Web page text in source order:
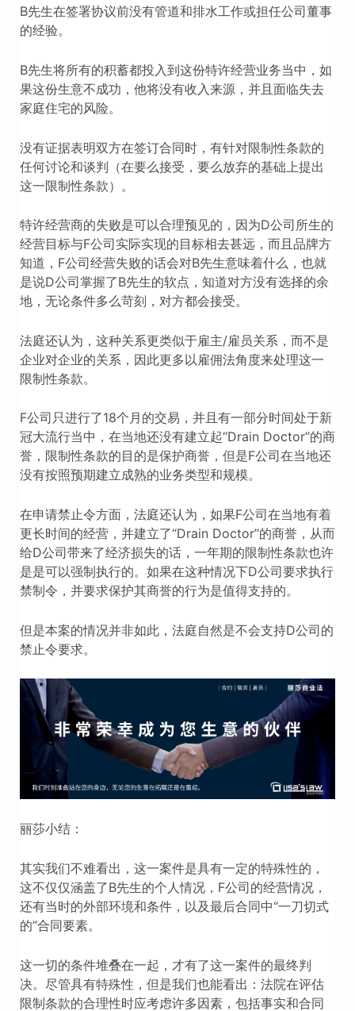
B先生在签署协议前没有管道和排水工作或担任公司董事
的经验。
B先生将所有的积蓄都投入到这份特许经营业务当中，如
果这份生意不成功，他将没有收入来源，并且面临失去
家庭住宅的风险。
没有证据表明双方在签订合同时，有针对限制性条款的
任何讨论和谈判（在要么接受，要么放弃的基础上提出
这一限制性条款）。
特许经营商的失败是可以合理预见的，因为D公司所生的
经营目标与F公司实际实现的目标相去甚远，而且品牌方
知道，F公司经营失败的话会对B先生意味着什么，也就
是说D公司掌握了B先生的软点，知道对方没有选择的余
地，无论条件多么苛刻，对方都会接受。
法庭还认为，这种关系更类似于雇主/雇员关系，而不是
企业对企业的关系，因此更多以雇佣法角度来处理这一
限制性条款。
F公司只进行了18个月的交易，并且有一部分时间处于新
冠大流行当中，在当地还没有建立起“Drain Doctor”的商
誉，限制性条款的目的是保护商誉，但是F公司在当地还
没有按照预期建立成熟的业务类型和规模。
在申请禁止令方面，法庭还认为，如果F公司在当地有着
更长时间的经营，并建立了“Drain Doctor”的商誉，从而
给D公司带来了经济损失的话，一年期的限制性条款也许
是是可以强制执行的。如果在这种情况下D公司要求执行
禁制令，并要求保护其商誉的行为是值得支持的。
但是本案的情况并非如此，法庭自然是不会支持D公司的
禁止令要求。
丽莎小结：
其实我们不难看出，这一案件是具有一定的特殊性的，
这不仅仅涵盖了B先生的个人情况，F公司的经营情况，
还有当时的外部环境和条件，以及最后合同中“一刀切式
的”合同要素。
这一切的条件堆叠在一起，才有了这一案件的最终判
决。尽管具有特殊性，但是我们也能看出：法院在评估
限制条款的合理性时应考虑许多因素，包括事实和合同